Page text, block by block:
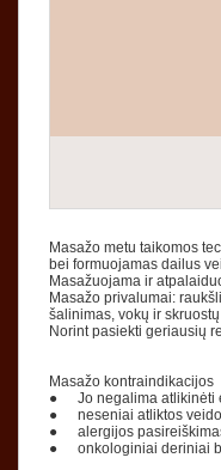
Masažo metu taikomos
bei formuojamas dailus
Masažuojama ir
Masažo privalumai:
šalinimas, vokų ir
Norint pasiekti geriausių
Masažo kontraindikacijos
●
Jo negalima atlikinėti
●
neseniai atliktos
●
alergijos
●
onkologiniai deriniai